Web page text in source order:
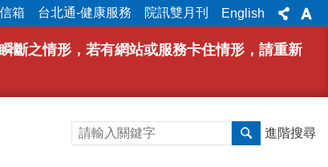
箱 台北通-健康服務 院訊雙月刊 English
斷之情形，若有網站或服務卡住情形，請重新
進階搜尋